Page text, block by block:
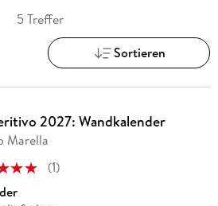
5 Treffer
Sortieren
2027: Wandkalender
Marella
(1)